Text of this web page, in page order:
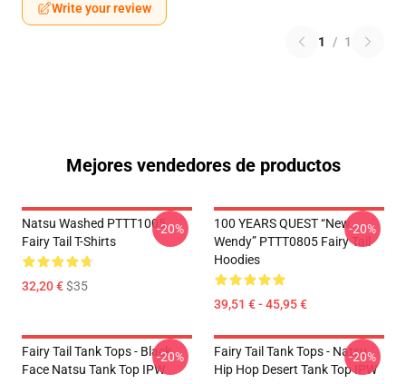
Write your review
1 / 1
Mejores vendedores de productos
Natsu Washed PTTT1005
Fairy Tail T-Shirts
32,20 €$35
-20%
100 YEARS QUEST “New
Wendy” PTTT0805 Fairy Tail
Hoodies
39,51 € - 45,95 €
-20%
Fairy Tail Tank Tops - Black
Face Natsu Tank Top IPW
-20%
Fairy Tail Tank Tops - Natsu
Hip Hop Desert Tank Top IPW
-20%